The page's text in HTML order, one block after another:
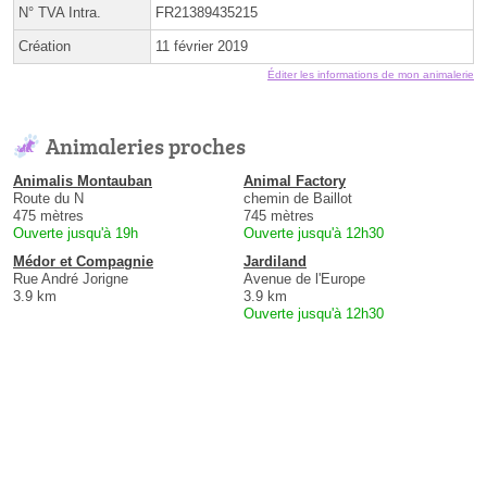
N° TVA Intra. FR21389435215
Création 11 février 2019
Éditer les informations de mon animalerie
Animaleries proches
Animalis Montauban
Route du N
475 mètres
Ouverte jusqu'à 19h
Animal Factory
chemin de Baillot
745 mètres
Ouverte jusqu'à 12h30
Médor et Compagnie
Rue André Jorigne
3.9 km
Jardiland
Avenue de l'Europe
3.9 km
Ouverte jusqu'à 12h30